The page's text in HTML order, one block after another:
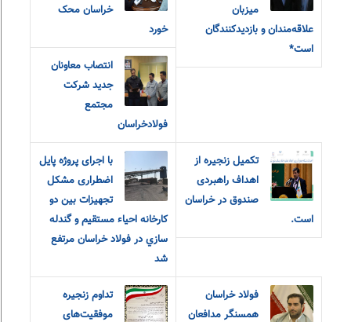
میزبان
علاقه‌مندان و‌ بازدیدکنندگان
است*
خراسان محک
خورد
انتصاب معاونان
جدید شرکت
مجتمع
فولادخراسان
تکمیل زنجیره از
اهداف راهبردی
صندوق در خراسان
است.
با اجرای پروژه پایل
اضطراری مشکل
تجهيزات بين دو
كارخانه احياء مستقيم و گندله
سازي در فولاد خراسان مرتفع
شد
فولاد خراسان
همسنگر مدافعان
تداوم زنجیره
موفقیت‌های